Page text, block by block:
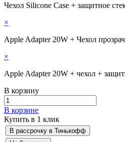
Чехол Silicone Case + защитное
×
Apple Adapter 20W + Чехол
×
Apple Adapter 20W + чехол +
В корзину
В корзине
Купить в 1 клик